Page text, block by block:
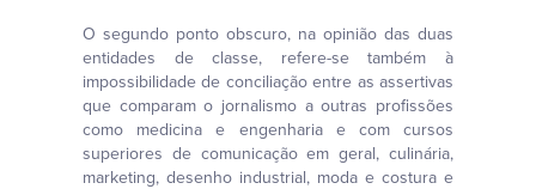
O segundo ponto obscuro, na opinião das duas
entidades de classe, refere-se também à
impossibilidade de conciliação entre as assertivas
que comparam o jornalismo a outras profissões
como medicina e engenharia e com cursos
superiores de comunicação em geral, culinária,
marketing, desenho industrial, moda e costura e